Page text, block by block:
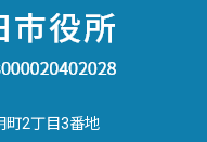
町2丁目3番地